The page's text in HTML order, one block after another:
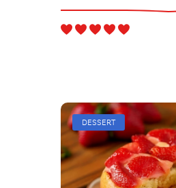
DESSERT